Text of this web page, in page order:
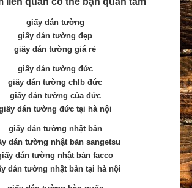
giấy dán tường
giấy dán tường đẹp
giấy dán tường giá rẻ
giấy dán tường đức
giấy dán tường chlb đức
giấy dán tường của đức
dán tường đức tại hà nội
giấy dán tường nhật bản
dán tường nhật bản sangetsu
dán tường nhật bản facco
dán tường nhật bản tại hà nội